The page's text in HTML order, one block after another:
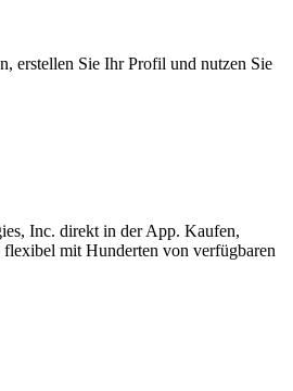
erstellen Sie Ihr Profil und nutzen Sie
Inc. direkt in der App. Kaufen,
flexibel mit Hunderten von verfügbaren